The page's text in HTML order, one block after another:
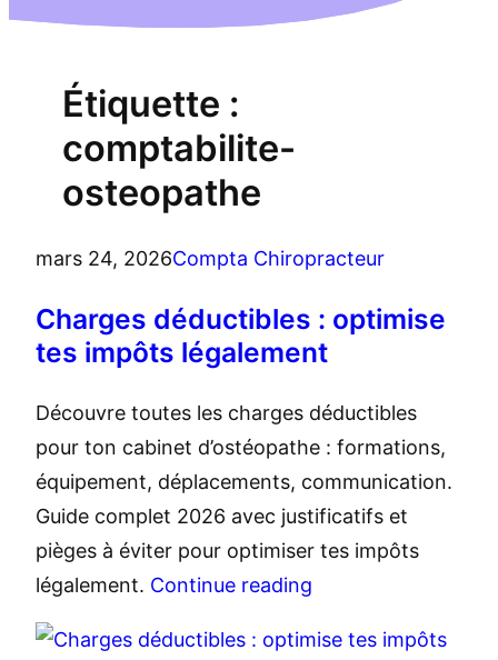
Étiquette :
comptabilite-
osteopathe
mars 24, 2026Compta Chiropracteur
Charges déductibles : optimise
tes impôts légalement
Découvre toutes les charges déductibles
pour ton cabinet d’ostéopathe : formations,
équipement, déplacements, communication.
Guide complet 2026 avec justificatifs et
pièges à éviter pour optimiser tes impôts
légalement. Continue reading